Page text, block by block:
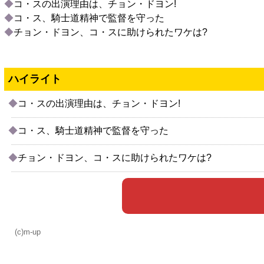
◆コ・スの出演理由は、チョン・ドヨン!
◆コ・ス、騎士道精神で監督を守った
◆チョン・ドヨン、コ・スに助けられたワケは?
ハイライト
◆コ・スの出演理由は、チョン・ドヨン!
◆コ・ス、騎士道精神で監督を守った
◆チョン・ドヨン、コ・スに助けられたワケは?
(c)m-up